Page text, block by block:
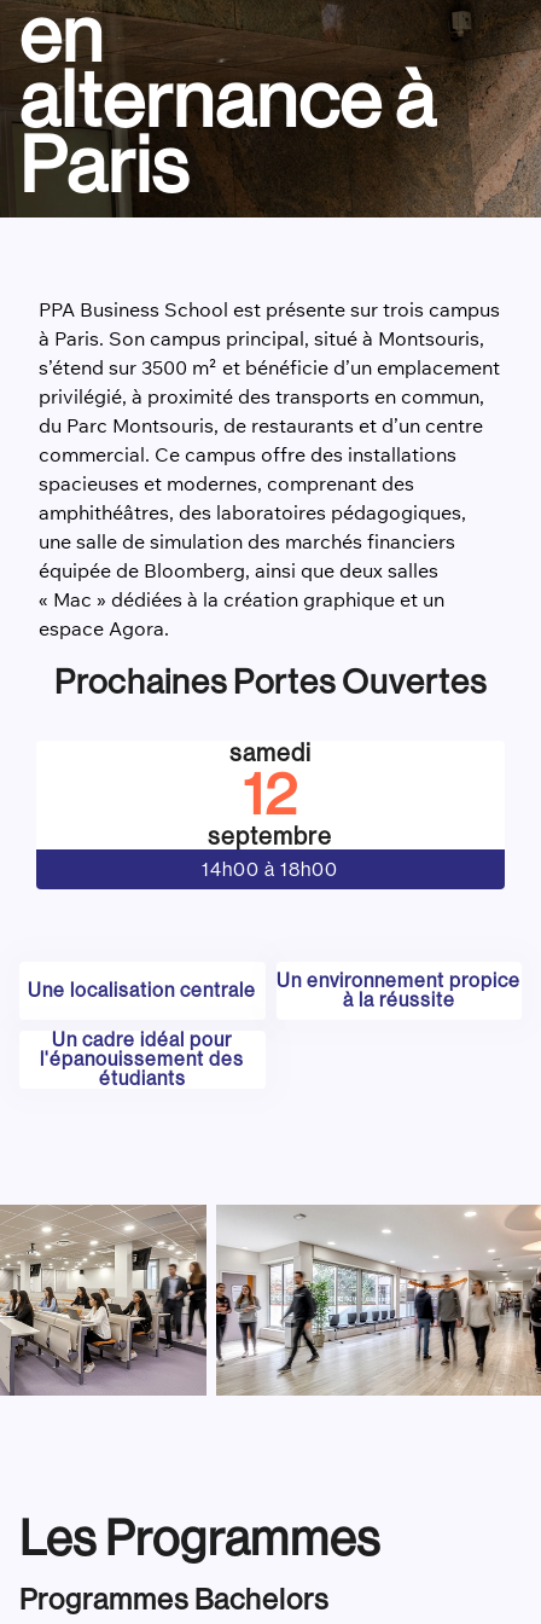
en
alternance à
Paris
PPA Business School est présente sur trois campus
à Paris. Son campus principal, situé à Montsouris,
s’étend sur 3500 m² et bénéficie d’un emplacement
privilégié, à proximité des transports en commun,
du Parc Montsouris, de restaurants et d’un centre
commercial. Ce campus offre des installations
spacieuses et modernes, comprenant des
amphithéâtres, des laboratoires pédagogiques,
une salle de simulation des marchés financiers
équipée de Bloomberg, ainsi que deux salles
« Mac » dédiées à la création graphique et un
espace Agora.
Prochaines Portes Ouvertes
samedi
12
septembre
14h00 à 18h00
Une localisation centrale
Un environnement propice
à la réussite
Un cadre idéal pour
l'épanouissement des
étudiants
Les Programmes
Programmes Bachelors